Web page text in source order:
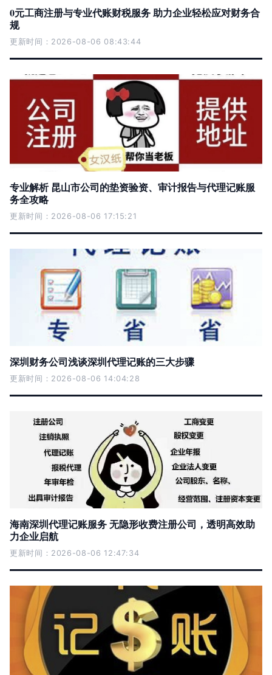
0元工商注册与专业代账财税服务 助力企业轻松应对财务合
规
更新时间：2026-08-06 08:43:44
专业解析 昆山市公司的垫资验资、审计报告与代理记账服
务全攻略
更新时间：2026-08-06 17:15:21
深圳财务公司浅谈深圳代理记账的三大步骤
更新时间：2026-08-06 14:04:28
海南深圳代理记账服务 无隐形收费注册公司，透明高效助
力企业启航
更新时间：2026-08-06 12:47:34